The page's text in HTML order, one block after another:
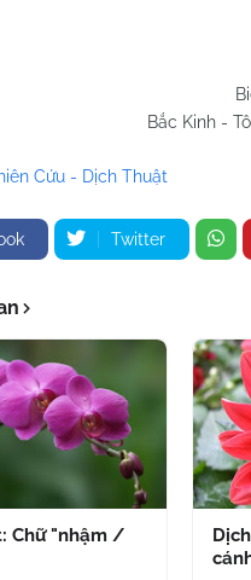
Bắc Kinh -
Cứu - Dịch Thuật
Twitter
Chữ "nhậm /